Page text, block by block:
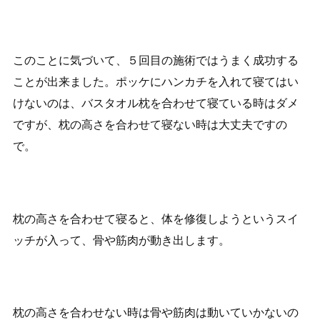
このことに気づいて、５回目の施術ではうまく成功する
ことが出来ました。ポッケにハンカチを入れて寝てはい
けないのは、バスタオル枕を合わせて寝ている時はダメ
ですが、枕の高さを合わせて寝ない時は大丈夫ですの
で。
枕の高さを合わせて寝ると、体を修復しようというスイ
ッチが入って、骨や筋肉が動き出します。
枕の高さを合わせない時は骨や筋肉は動いていかないの